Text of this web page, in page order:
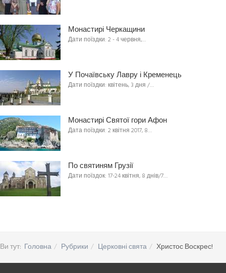
Монастирі Черкащини
Дати поїздки: 2 - 4 червня,…
У Почаївську Лавру і Кременець
Дати поїздки: квітень, 3 дня /…
Монастирі Святої гори Афон
Дата поїздки: 2 квітня 2017, 8…
По святиням Грузії
Дати поїздок: 17-24 квітня, 8 днів/7…
Ви тут: Головна Рубрики Церковні свята Христос Воскрес!